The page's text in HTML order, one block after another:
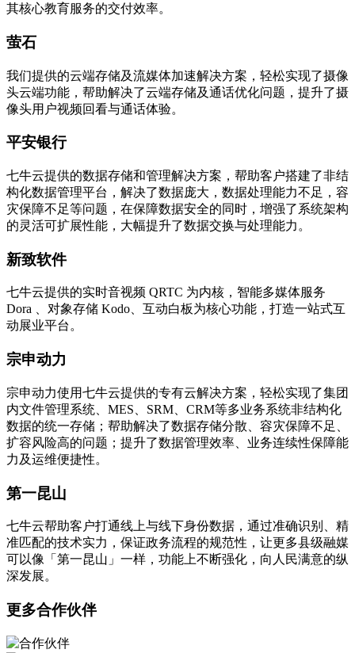
其核心教育服务的交付效率。
萤石
我们提供的云端存储及流媒体加速解决方案，轻松实现了摄像
头云端功能，帮助解决了云端存储及通话优化问题，提升了摄
像头用户视频回看与通话体验。
平安银行
七牛云提供的数据存储和管理解决方案，帮助客户搭建了非结
构化数据管理平台，解决了数据庞大，数据处理能力不足，容
灾保障不足等问题，在保障数据安全的同时，增强了系统架构
的灵活可扩展性能，大幅提升了数据交换与处理能力。
新致软件
七牛云提供的实时音视频 QRTC 为内核，智能多媒体服务
Dora 、对象存储 Kodo、互动白板为核心功能，打造一站式互
动展业平台。
宗申动力
宗申动力使用七牛云提供的专有云解决方案，轻松实现了集团
内文件管理系统、MES、SRM、CRM等多业务系统非结构化
数据的统一存储；帮助解决了数据存储分散、容灾保障不足、
扩容风险高的问题；提升了数据管理效率、业务连续性保障能
力及运维便捷性。
第一昆山
七牛云帮助客户打通线上与线下身份数据，通过准确识别、精
准匹配的技术实力，保证政务流程的规范性，让更多县级融媒
可以像「第一昆山」一样，功能上不断强化，向人民满意的纵
深发展。
更多合作伙伴